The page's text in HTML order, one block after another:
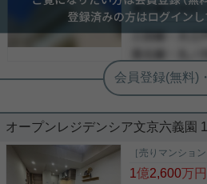
んか？ 気になった方はお気軽にご連絡ください。 お
った方はぜひお気
-
オープンレジデンシア文京六義園
［売りマンション
1億2,600万円